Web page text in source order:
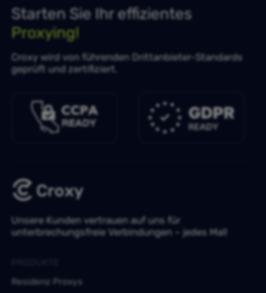
Starten Sie Ihr effizientes
Proxying!
Croxy wird von führenden Drittanbieter-Standards
geprüft und zertifiziert.
Unsere Kunden vertrauen auf uns für
unterbrechungsfreie Verbindungen – jedes Mal!
Residenz Proxys